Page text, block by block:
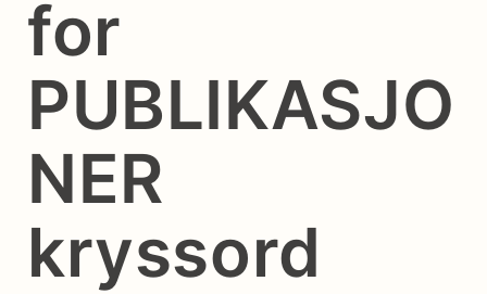
for
PUBLIKASJO
NER
kryssord